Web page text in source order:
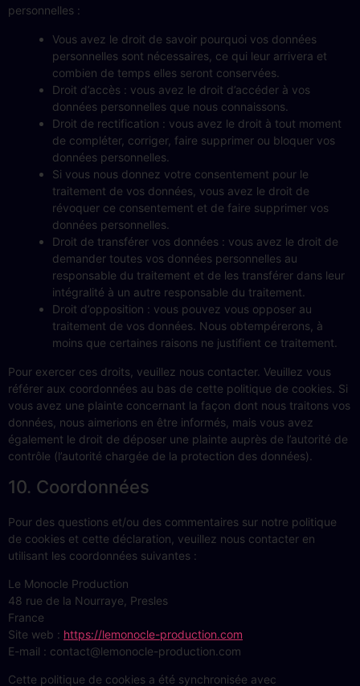
personnelles :
Vous avez le droit de savoir pourquoi vos données
personnelles sont nécessaires, ce qui leur arrivera et
combien de temps elles seront conservées.
Droit d’accès : vous avez le droit d’accéder à vos
données personnelles que nous connaissons.
Droit de rectification : vous avez le droit à tout moment
de compléter, corriger, faire supprimer ou bloquer vos
données personnelles.
Si vous nous donnez votre consentement pour le
traitement de vos données, vous avez le droit de
révoquer ce consentement et de faire supprimer vos
données personnelles.
Droit de transférer vos données : vous avez le droit de
demander toutes vos données personnelles au
responsable du traitement et de les transférer dans leur
intégralité à un autre responsable du traitement.
Droit d’opposition : vous pouvez vous opposer au
traitement de vos données. Nous obtempérerons, à
moins que certaines raisons ne justifient ce traitement.
Pour exercer ces droits, veuillez nous contacter. Veuillez vous
référer aux coordonnées au bas de cette politique de cookies. Si
vous avez une plainte concernant la façon dont nous traitons vos
données, nous aimerions en être informés, mais vous avez
également le droit de déposer une plainte auprès de l’autorité de
contrôle (l’autorité chargée de la protection des données).
10. Coordonnées
Pour des questions et/ou des commentaires sur notre politique
de cookies et cette déclaration, veuillez nous contacter en
utilisant les coordonnées suivantes :
Le Monocle Production
48 rue de la Nourraye, Presles
France
Site web : https://lemonocle-production.com
E-mail : contact@lemonocle-production.com
Cette politique de cookies a été synchronisée avec